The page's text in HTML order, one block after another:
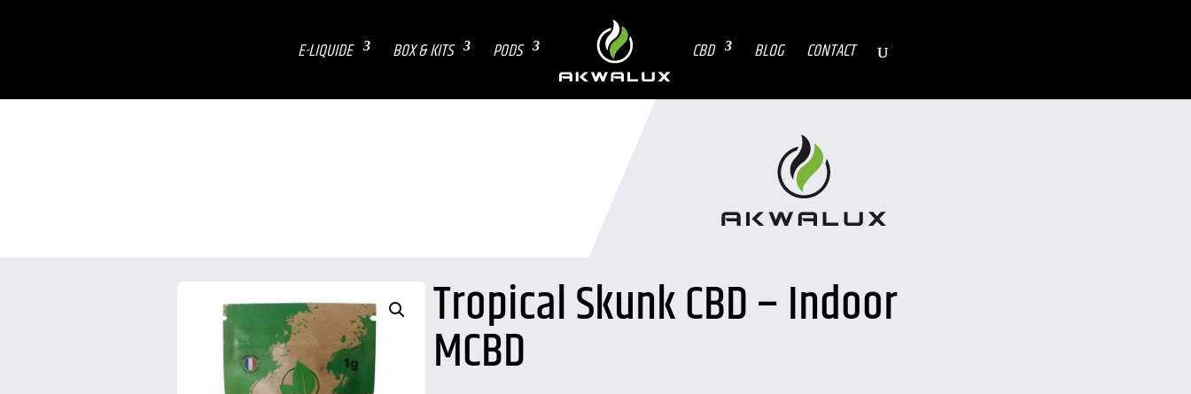
E-LIQUIDE BOX & KITS PODS CBD BLOG CONTACT
Tropical Skunk CBD – Indoor
MCBD